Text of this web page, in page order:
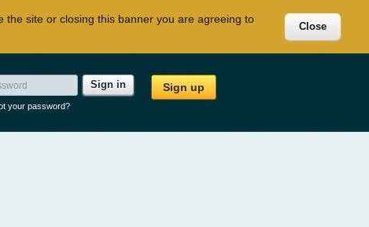
Sign in Sign up
your password?
site or closing this banner you are agreeing to
Close